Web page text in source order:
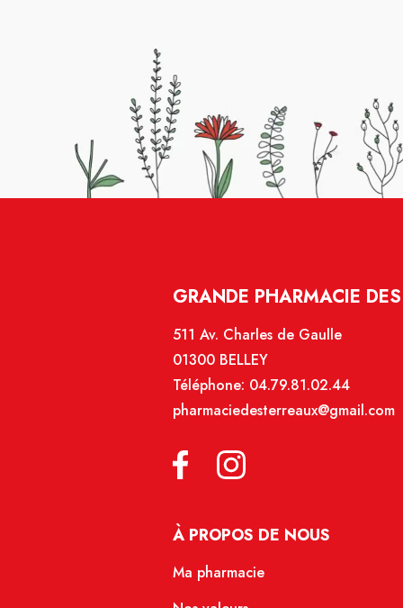
GRANDE PHARMACIE
511 Av. Charles de Gaulle
01300 BELLEY
Téléphone: 04.79.81.02.44
pharmaciedesterreaux@gmail.com
À PROPOS DE NOUS
Ma pharmacie